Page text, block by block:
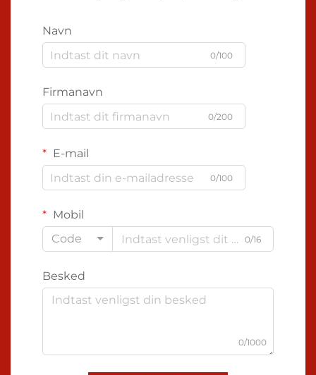
Navn
0/100
Firmanavn
0/200
E-mail
0/100
Mobil
Code
0/16
Besked
0/1000